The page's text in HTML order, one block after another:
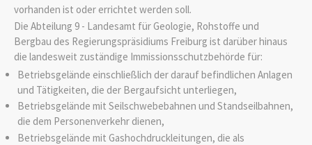
vorhanden ist oder errichtet werden soll.
Die Abteilung 9 - Landesamt für Geologie, Rohstoffe und
Bergbau des Regierungspräsidiums Freiburg ist darüber hinaus
die landesweit zuständige Immissionsschutzbehörde für:
Betriebsgelände einschließlich der darauf befindlichen Anlagen
und Tätigkeiten, die der Bergaufsicht unterliegen,
Betriebsgelände mit Seilschwebebahnen und Standseilbahnen,
die dem Personenverkehr dienen,
Betriebsgelände mit Gashochdruckleitungen, die als